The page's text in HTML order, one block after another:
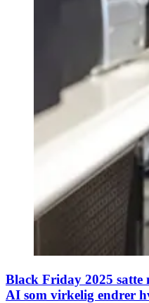
Black Friday 2025 satte
AI som virkelig endrer